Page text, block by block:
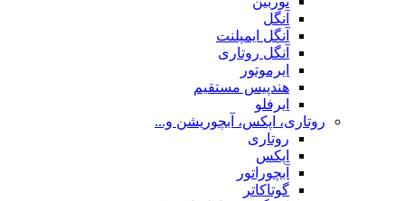
آنگل
آنگل ایمپلنت
آنگل روتاری
ایرموتور
هندپیس مستقیم
ایرفلو
روتاری، اپکس، آبچوریشن و...
روتاری
اپکس
آبچوراتور
گوتاکاتر